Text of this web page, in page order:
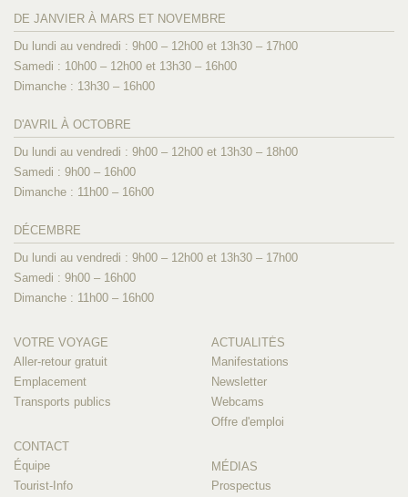
DE JANVIER À MARS ET NOVEMBRE
Du lundi au vendredi : 9h00 – 12h00 et 13h30 – 17h00
Samedi : 10h00 – 12h00 et 13h30 – 16h00
Dimanche : 13h30 – 16h00
D'AVRIL À OCTOBRE
Du lundi au vendredi : 9h00 – 12h00 et 13h30 – 18h00
Samedi : 9h00 – 16h00
Dimanche : 11h00 – 16h00
DÉCEMBRE
Du lundi au vendredi : 9h00 – 12h00 et 13h30 – 17h00
Samedi : 9h00 – 16h00
Dimanche : 11h00 – 16h00
VOTRE VOYAGE
Aller-retour gratuit
Emplacement
Transports publics
CONTACT
Équipe
Tourist-Info
ACTUALITÉS
Manifestations
Newsletter
Webcams
Offre d'emploi
MÉDIAS
Prospectus